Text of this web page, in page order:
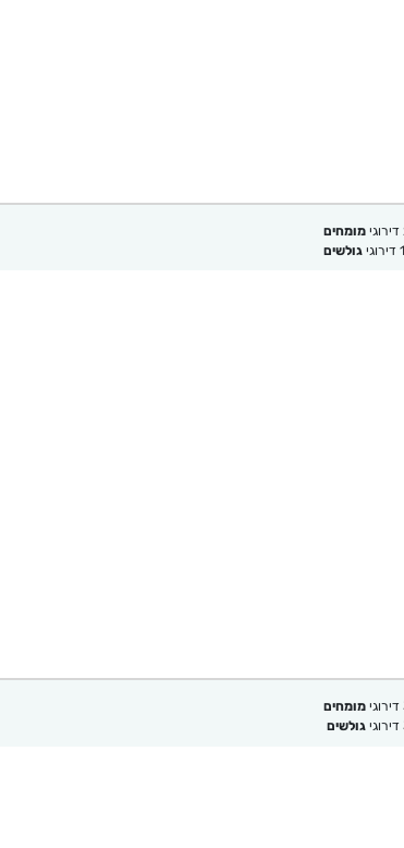
דירוגימומחים
דירוגיגולשים
דירוגימומחים
דירוגיגולשים